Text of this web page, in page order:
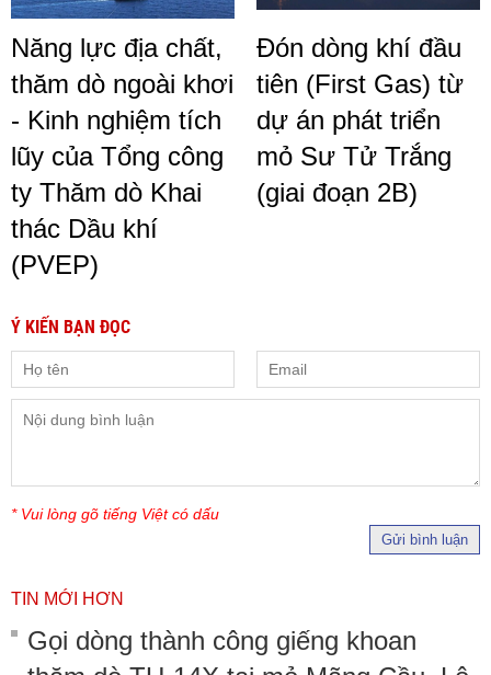
Năng lực địa chất,
thăm dò ngoài khơi
- Kinh nghiệm tích
lũy của Tổng công
ty Thăm dò Khai
thác Dầu khí
(PVEP)
Đón dòng khí đầu
tiên (First Gas) từ
dự án phát triển
mỏ Sư Tử Trắng
(giai đoạn 2B)
Ý KIẾN BẠN ĐỌC
* Vui lòng gõ tiếng Việt có dấu
Gửi bình luận
TIN MỚI HƠN
Gọi dòng thành công giếng khoan